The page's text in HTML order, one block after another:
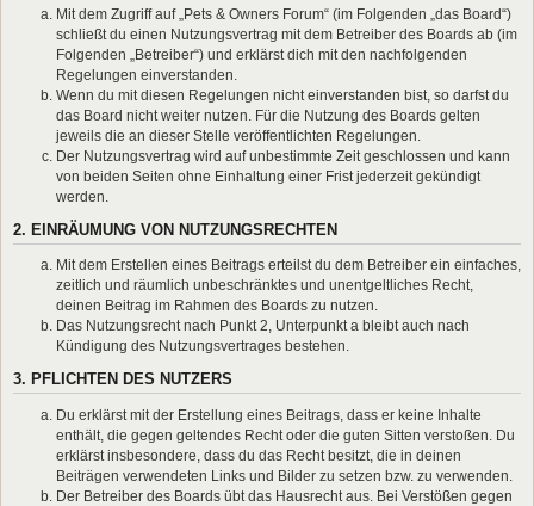
Mit dem Zugriff auf „Pets & Owners Forum“ (im Folgenden „das Board“)
schließt du einen Nutzungsvertrag mit dem Betreiber des Boards ab (im
Folgenden „Betreiber“) und erklärst dich mit den nachfolgenden
Regelungen einverstanden.
Wenn du mit diesen Regelungen nicht einverstanden bist, so darfst du
das Board nicht weiter nutzen. Für die Nutzung des Boards gelten
jeweils die an dieser Stelle veröffentlichten Regelungen.
Der Nutzungsvertrag wird auf unbestimmte Zeit geschlossen und kann
von beiden Seiten ohne Einhaltung einer Frist jederzeit gekündigt
werden.
2. EINRÄUMUNG VON NUTZUNGSRECHTEN
Mit dem Erstellen eines Beitrags erteilst du dem Betreiber ein einfaches,
zeitlich und räumlich unbeschränktes und unentgeltliches Recht,
deinen Beitrag im Rahmen des Boards zu nutzen.
Das Nutzungsrecht nach Punkt 2, Unterpunkt a bleibt auch nach
Kündigung des Nutzungsvertrages bestehen.
3. PFLICHTEN DES NUTZERS
Du erklärst mit der Erstellung eines Beitrags, dass er keine Inhalte
enthält, die gegen geltendes Recht oder die guten Sitten verstoßen. Du
erklärst insbesondere, dass du das Recht besitzt, die in deinen
Beiträgen verwendeten Links und Bilder zu setzen bzw. zu verwenden.
Der Betreiber des Boards übt das Hausrecht aus. Bei Verstößen gegen